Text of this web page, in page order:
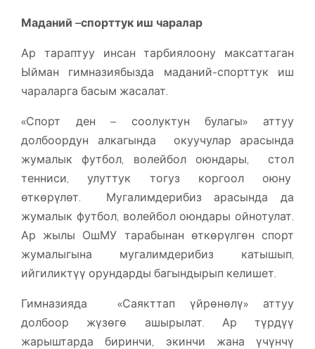
Маданий –спорттук иш чаралар
Ар тараптуу инсан тарбиялоону максаттаган
Ыйман гимназиябызда маданий-спорттук иш
чараларга басым жасалат.
«Спорт ден – соолуктун булагы» аттуу
долбоордун алкагында окуучулар арасында
жумалык футбол, волейбол оюндары, стол
тенниси, улуттук тогуз коргоол оюну
өткөрүлөт. Мугалимдерибиз арасында да
жумалык футбол, волейбол оюндары ойнотулат.
Ар жылы ОшМУ тарабынан өткөрүлгөн спорт
жумалыгына мугалимдерибиз катышып,
ийгиликтүү орундарды багындырып келишет.
Гимназияда «Саякттап үйрөнөлү» аттуу
долбоор жүзөгө ашырылат. Ар түрдүү
жарыштарда биринчи, экинчи жана үчүнчү